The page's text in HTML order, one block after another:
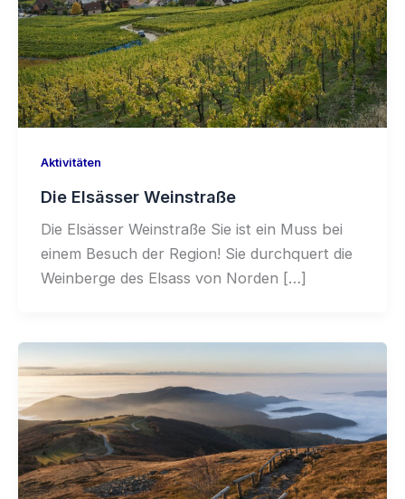
Aktivitäten
Die Elsässer Weinstraße
Die Elsässer Weinstraße Sie ist ein Muss bei
einem Besuch der Region! Sie durchquert die
Weinberge des Elsass von Norden […]